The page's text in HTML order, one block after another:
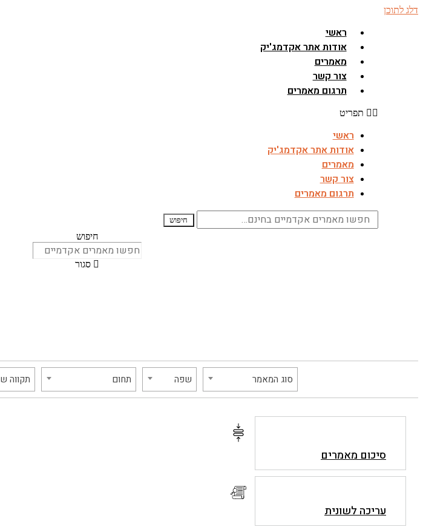
דלג לתוכן
ראשי
אודות אתר אקדמג'יק
מאמרים
צור קשר
תרגום מאמרים
תפריט
ראשי
אודות אתר אקדמג'יק
מאמרים
צור קשר
תרגום מאמרים
חיפוש
חיפוש
סגור
סוג המאמר שפה תחום
סיכום מאמרים
עריכה לשונית